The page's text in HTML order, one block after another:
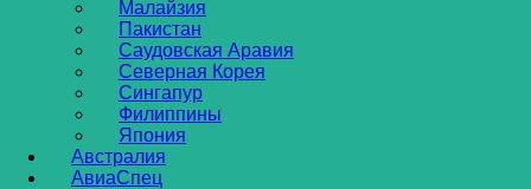
Малайзия
Пакистан
Саудовская Аравия
Северная Корея
Сингапур
Филиппины
Япония
Австралия
АвиаСпец